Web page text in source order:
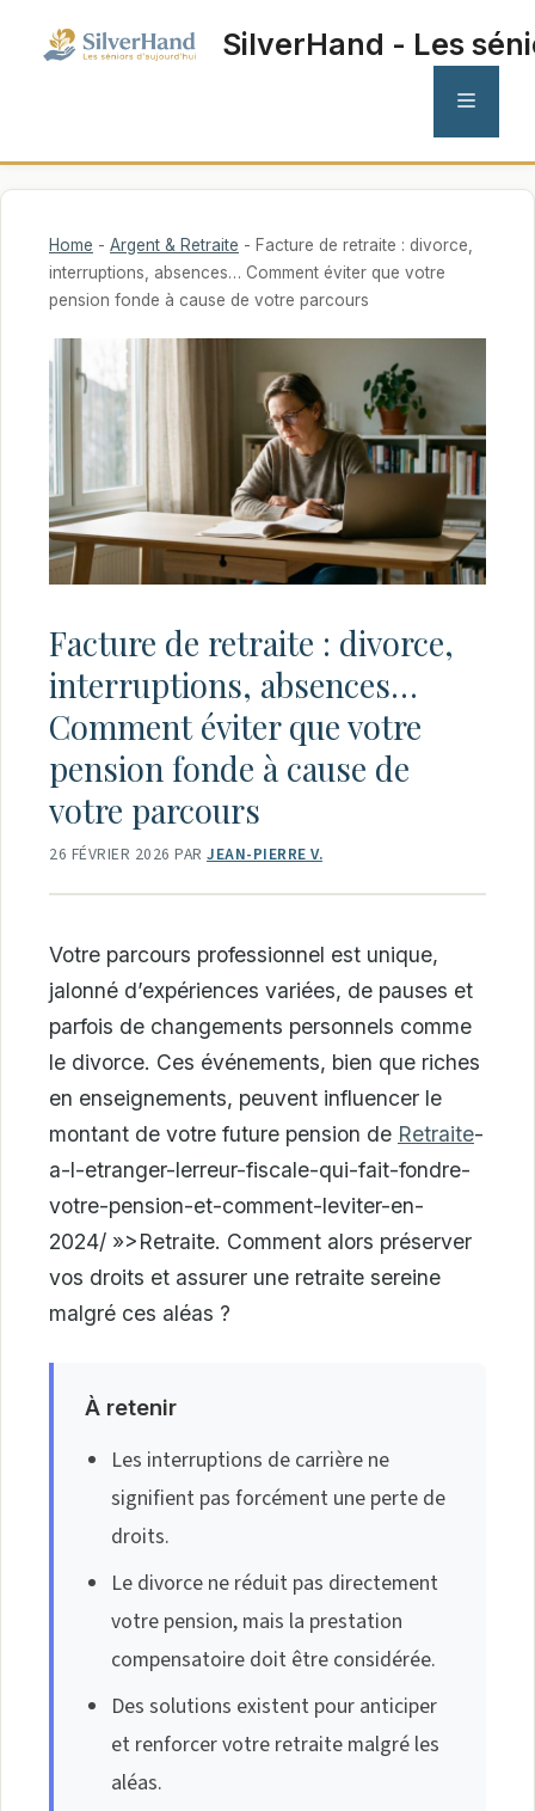
SilverHand - Les
MENU
Home - Argent & Retraite - Facture de retraite : divorce,
interruptions, absences… Comment éviter que votre
pension fonde à cause de votre parcours
Facture de retraite : divorce,
interruptions, absences…
Comment éviter que votre
pension fonde à cause de
votre parcours
26 FÉVRIER 2026 PAR JEAN-PIERRE V.
Votre parcours professionnel est unique,
jalonné d’expériences variées, de pauses et
parfois de changements personnels comme
le divorce. Ces événements, bien que riches
en enseignements, peuvent influencer le
montant de votre future pension de Retraite-
a-l-etranger-lerreur-fiscale-qui-fait-fondre-
votre-pension-et-comment-leviter-en-
2024/ »>Retraite. Comment alors préserver
vos droits et assurer une retraite sereine
malgré ces aléas ?
À retenir
Les interruptions de carrière ne
signifient pas forcément une perte de
droits.
Le divorce ne réduit pas directement
votre pension, mais la prestation
compensatoire doit être considérée.
Des solutions existent pour anticiper
et renforcer votre retraite malgré les
aléas.